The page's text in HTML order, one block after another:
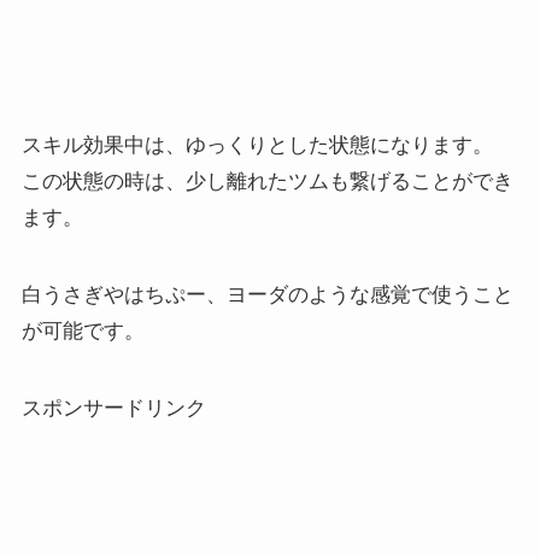
スキル効果中は、ゆっくりとした状態になります。
この状態の時は、少し離れたツムも繋げることができ
ます。
白うさぎやはちぷー、ヨーダのような感覚で使うこと
が可能です。
スポンサードリンク